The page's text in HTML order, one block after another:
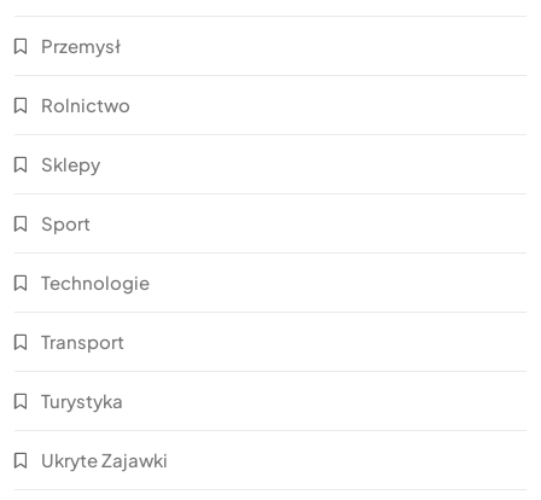
Przemysł
Rolnictwo
Sklepy
Sport
Technologie
Transport
Turystyka
Ukryte Zajawki